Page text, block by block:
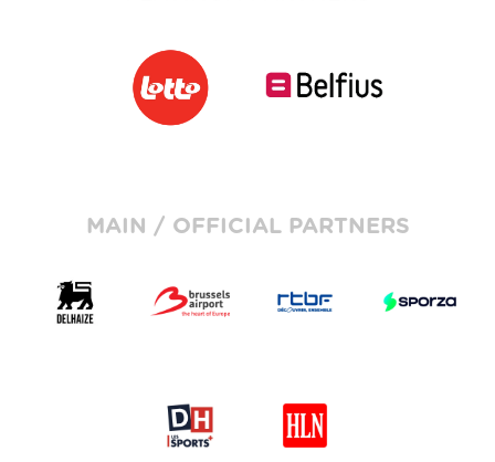
MAIN / OFFICIAL PARTNERS